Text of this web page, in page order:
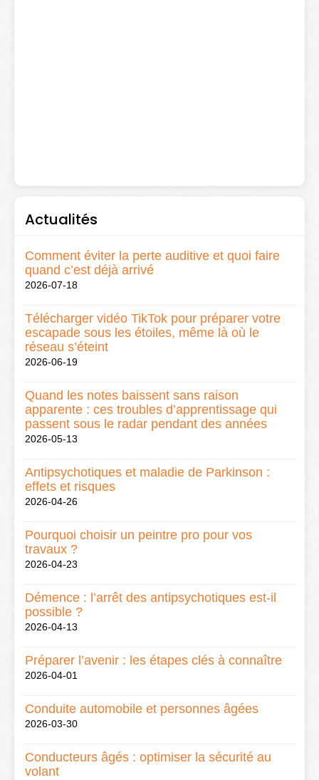
Actualités
Comment éviter la perte auditive et quoi faire
quand c’est déjà arrivé
2026-07-18
Télécharger vidéo TikTok pour préparer votre
escapade sous les étoiles, même là où le
réseau s’éteint
2026-06-19
Quand les notes baissent sans raison
apparente : ces troubles d’apprentissage qui
passent sous le radar pendant des années
2026-05-13
Antipsychotiques et maladie de Parkinson :
effets et risques
2026-04-26
Pourquoi choisir un peintre pro pour vos
travaux ?
2026-04-23
Démence : l’arrêt des antipsychotiques est-il
possible ?
2026-04-13
Préparer l’avenir : les étapes clés à connaître
2026-04-01
Conduite automobile et personnes âgées
2026-03-30
Conducteurs âgés : optimiser la sécurité au
volant